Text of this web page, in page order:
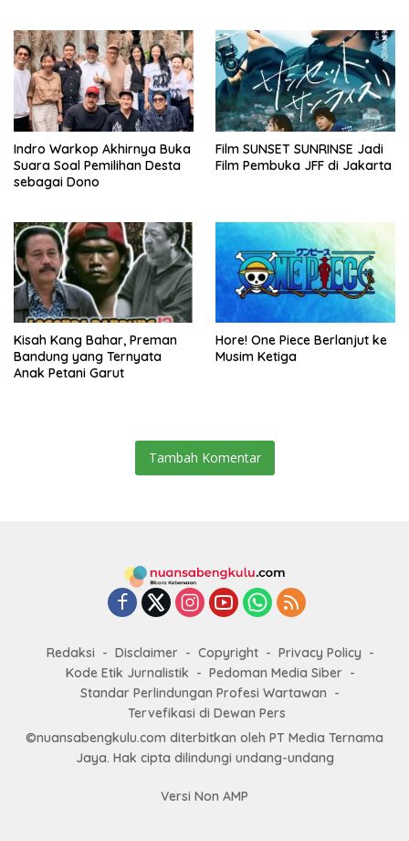
Indro Warkop Akhirnya Buka
Suara Soal Pemilihan Desta
sebagai Dono
Film SUNSET SUNRINSE Jadi
Film Pembuka JFF di Jakarta
Kisah Kang Bahar, Preman
Bandung yang Ternyata
Anak Petani Garut
Hore! One Piece Berlanjut ke
Musim Ketiga
Tambah Komentar
Redaksi Disclaimer Copyright
Privacy Policy
Kode Etik Jurnalistik
Pedoman Media Siber
Standar Perlindungan Profesi Wartawan
Tervefikasi di Dewan Pers
©nuansabengkulu.com diterbitkan oleh PT Media Ternama
Jaya. Hak cipta dilindungi undang-undang
Versi Non AMP